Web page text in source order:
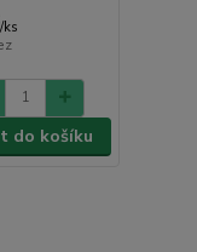
/ks
do košíku